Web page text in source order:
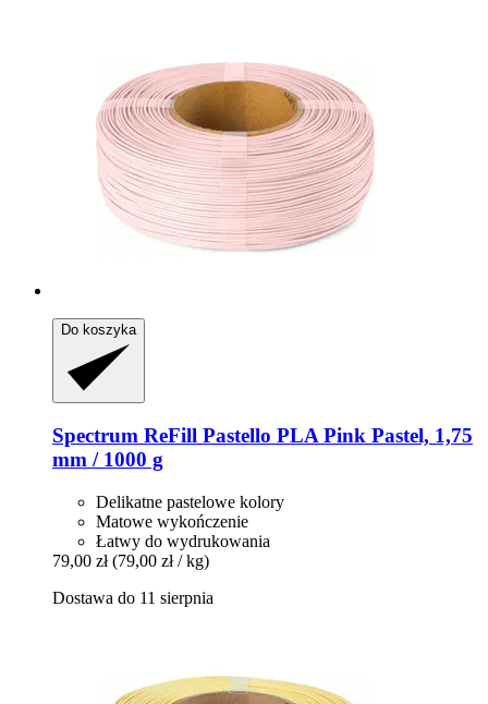
Do koszyka
Spectrum ReFill Pastello PLA Pink Pastel, 1,75
mm / 1000 g
Delikatne pastelowe kolory
Matowe wykończenie
Łatwy do wydrukowania
79,00 zł (79,00 zł / kg)
Dostawa do 11 sierpnia